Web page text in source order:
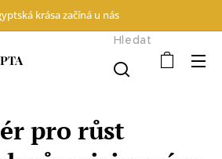
krása začíná u nás
Hledat
pro růst